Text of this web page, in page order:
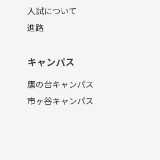
入試について
進路
キャンパス
鷹の台キャンパス
市ヶ谷キャンパス